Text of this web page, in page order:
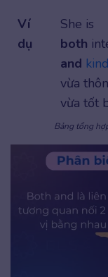
Ví
dụ
She is
both
and kind
vừa
vừa tốt
Bảng tổng